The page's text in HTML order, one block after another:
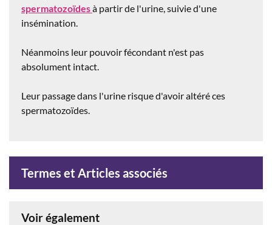
spermatozoïdesà partir de l'urine, suivie d'une
insémination.
Néanmoins leur pouvoir fécondant n'est pas
absolument intact.
Leur passage dans l'urine risque d'avoir altéré ces
spermatozoïdes.
Termes et Articles associés
Voir également